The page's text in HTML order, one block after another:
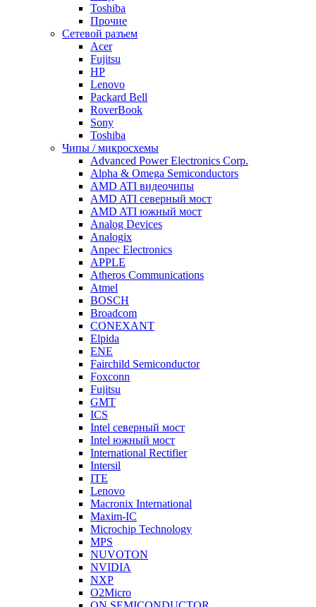
Toshiba
Прочие
Сетевой разъем
Acer
Fujitsu
HP
Lenovo
Packard Bell
RoverBook
Sony
Toshiba
Чипы / микросхемы
Advanced Power Electronics Corp.
Alpha & Omega Semiconductors
AMD ATI видеочипы
AMD ATI северный мост
AMD ATI южный мост
Analog Devices
Analogix
Anpec Electronics
APPLE
Atheros Communications
Atmel
BOSCH
Broadcom
CONEXANT
Elpida
ENE
Fairchild Semiconductor
Foxconn
Fujitsu
GMT
ICS
Intel северный мост
Intel южный мост
International Rectifier
Intersil
ITE
Lenovo
Macronix International
Maxim-IC
Microchip Technology
MPS
NUVOTON
NVIDIA
NXP
O2Micro